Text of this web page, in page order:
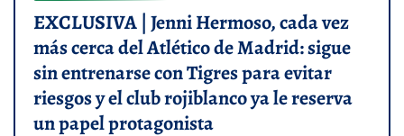
EXCLUSIVA | Jenni Hermoso, cada vez
más cerca del Atlético de Madrid: sigue
sin entrenarse con Tigres para evitar
riesgos y el club rojiblanco ya le reserva
un papel protagonista